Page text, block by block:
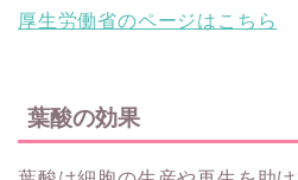
厚生労働省のページはこちら
葉酸の効果